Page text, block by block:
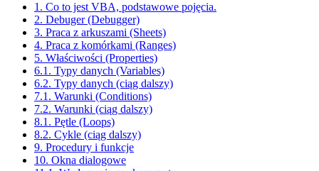
1. Co to jest VBA, podstawowe pojęcia.
2. Debuger (Debugger)
3. Praca z arkuszami (Sheets)
4. Praca z komórkami (Ranges)
5. Właściwości (Properties)
6.1. Typy danych (Variables)
6.2. Typy danych (ciąg dalszy)
7.1. Warunki (Conditions)
7.2. Warunki (ciąg dalszy)
8.1. Pętle (Loops)
8.2. Cykle (ciąg dalszy)
9. Procedury i funkcje
10. Okna dialogowe